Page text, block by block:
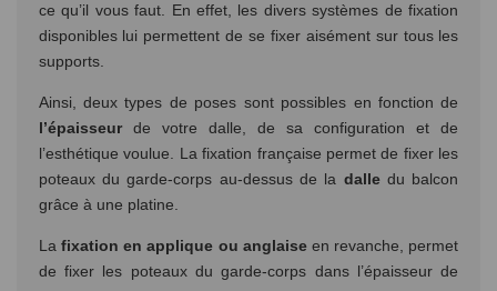
ce qu’il vous faut. En effet, les divers systèmes de fixation
disponibles lui permettent de se fixer aisément sur tous les
supports.
Ainsi, deux types de poses sont possibles en fonction de
l’épaisseur de votre dalle, de sa configuration et de
l’esthétique voulue. La fixation française permet de fixer les
poteaux du garde-corps au-dessus de la dalledu balcon
grâce à une platine.
La fixation en applique ou anglaise en revanche, permet
de fixer les poteaux du garde-corps dans l’épaisseur de